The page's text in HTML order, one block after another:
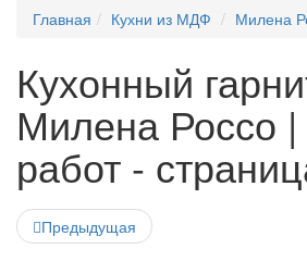
Главная
Кухни из МДФ Милена
Кухонный
Милена Россо
работ -
Предыдущая